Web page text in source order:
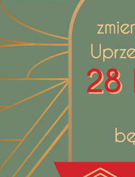
że w naszej
Znajdziecie u
stylu, meblami i
Idealny wybór